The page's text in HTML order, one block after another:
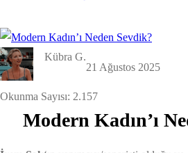
Kübra G.
21 Ağustos 2025
Okunma Sayısı: 2.157
Modern Kadın’ı